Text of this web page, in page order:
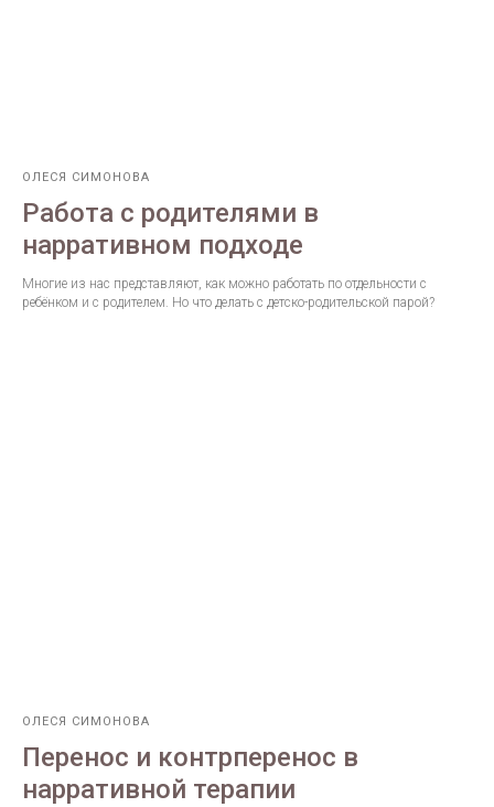
ОЛЕСЯ СИМОНОВА
Работа с родителями в
нарративном подходе
Многие из нас представляют, как можно работать по отдельности с
ребёнком и с родителем. Но что делать с детско-родительской парой?
ОЛЕСЯ СИМОНОВА
Перенос и контрперенос в
нарративной терапии